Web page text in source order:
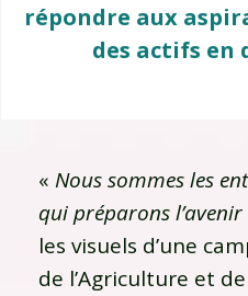
répondre aux
des actifs en
« Nous sommes les
qui préparons l’avenir
les visuels d’une
de l’Agriculture et